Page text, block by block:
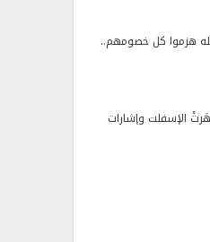
هزموا كل خصومهم..
الإسفلت وإشارات